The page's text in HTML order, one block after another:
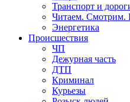
Транспорт и
Читаем. Смотрим.
Энергетика
Происшествия
ЧП
Дежурная часть
ДТП
Криминал
Курьезы